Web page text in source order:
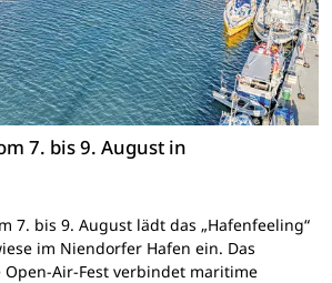
7. bis 9. August in
7. bis 9. August lädt das „Hafenfeeling“
im Niendorfer Hafen ein. Das
Air-Fest verbindet maritime